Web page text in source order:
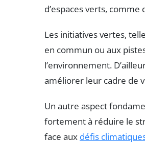
d’espaces verts,
Les initiatives vertes,
en commun ou aux
l’environnement.
améliorer leur cadre de
Un autre aspect
fortement à réduire le
face aux défis